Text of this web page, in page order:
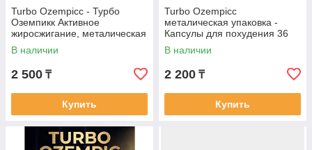
Turbo Ozempicc - Турбо
Оземпикк Активное
жиросжигание, металическая
коробка, капсулы для
похудения 40 капсул
В наличии
2 500 ₸
Купить
Turbo Ozempicc
металическая упаковка -
Капсулы для похудения 36
капсул
В наличии
2 200 ₸
Купить